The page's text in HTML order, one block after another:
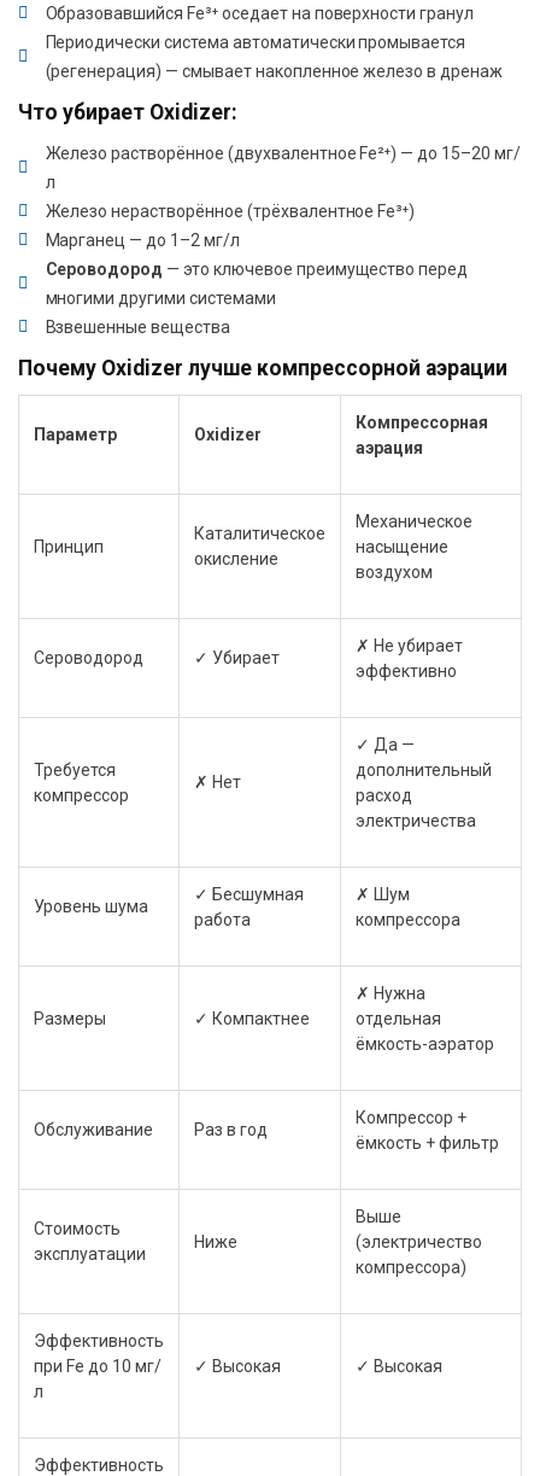
Образовавшийся Fe³⁺ оседает на поверхности гранул
Периодически система автоматически промывается
(регенерация) — смывает накопленное железо в дренаж
Что убирает Oxidizer:
Железо растворённое (двухвалентное Fe²⁺) — до 15–20 мг/
л
Железо нерастворённое (трёхвалентное Fe³⁺)
Марганец — до 1–2 мг/л
Сероводород — это ключевое преимущество перед
многими другими системами
Взвешенные вещества
Почему Oxidizer лучше компрессорной аэрации
Параметр Oxidizer
Компрессорная
аэрация
Принцип
Каталитическое
окисление
Механическое
насыщение
воздухом
Сероводород ✓ Убирает
✗ Не убирает
эффективно
Требуется
компрессор
✗ Нет
✓ Да —
дополнительный
расход
электричества
Уровень шума
✓ Бесшумная
работа
✗ Шум
компрессора
Размеры ✓ Компактнее
✗ Нужна
отдельная
ёмкость-аэратор
Обслуживание Раз в год
Компрессор +
ёмкость + фильтр
Стоимость
эксплуатации
Ниже
Выше
(электричество
компрессора)
Эффективность
при Fe до 10 мг/
л
✓ Высокая ✓ Высокая
Эффективность